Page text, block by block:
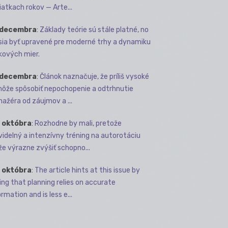
rokov — Arte...
: Základy teórie sú stále platné, no
byť upravené pre moderné trhy a dynamiku
mier.
: Článok naznačuje, že príliš vysoké
spôsobiť nepochopenie a odtrhnutie
od záujmov a ...
októbra: Rozhodne by mali, pretože
a intenzívny tréning na autorotáciu
výrazne zvýšiť schopno...
októbra: The article hints at this issue by
that planning relies on accurate
and is less e...